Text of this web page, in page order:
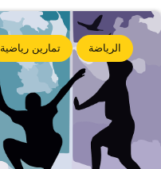
الرياضة تمارين رياضية